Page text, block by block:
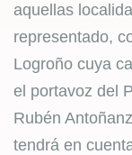
aquellas
representado,
Logroño cuya
el portavoz del
Rubén
tendrá en